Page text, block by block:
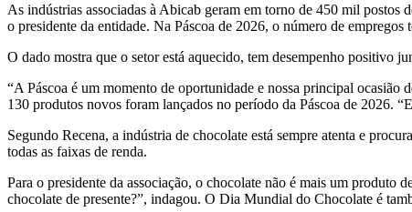
As indústrias associadas à Abicab geram em torno de 450 mil postos
o presidente da entidade. Na Páscoa de 2026, o número de
O dado mostra que o setor está aquecido, tem desempenho positivo
“A Páscoa é um momento de oportunidade e nossa principal ocasião
130 produtos novos foram lançados no período da Páscoa de 2026.
Segundo Recena, a indústria de chocolate está sempre atenta e
todas as faixas de renda.
Para o presidente da associação, o chocolate não é mais um produto
chocolate de presente?”, indagou. O Dia Mundial do Chocolate é